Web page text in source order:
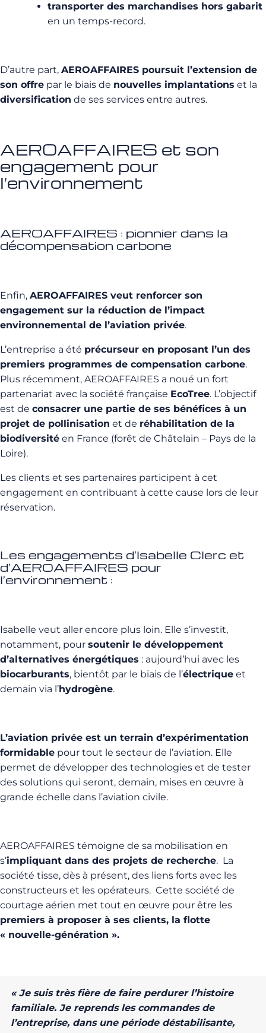
transporter des marchandises hors gabarit
en un temps-record.
D’autre part, AEROAFFAIRES poursuit l’extension de
son offre par le biais de nouvelles implantations et la
diversification de ses services entre autres.
AEROAFFAIRES et son
engagement pour
l’environnement
AEROAFFAIRES : pionnier dans la
décompensation carbone
Enfin, AEROAFFAIRES veut renforcer son
engagement sur la réduction de l’impact
environnemental de l’aviation privée.
L’entreprise a été précurseur en proposant l’un des
premiers programmes de compensation carbone.
Plus récemment, AEROAFFAIRES a noué un fort
partenariat avec la société française EcoTree. L’objectif
est de consacrer une partie de ses bénéfices à un
projet de pollinisation et de réhabilitation de la
biodiversité en France (forêt de Châtelain – Pays de la
Loire).
Les clients et ses partenaires participent à cet
engagement en contribuant à cette cause lors de leur
réservation.
Les engagements d’Isabelle Clerc et
d’AEROAFFAIRES pour
l’environnement :
Isabelle veut aller encore plus loin. Elle s’investit,
notamment, pour soutenir le développement
d’alternatives énergétiques : aujourd’hui avec les
biocarburants, bientôt par le biais de l’électrique et
demain via l’hydrogène.
L’aviation privée est un terrain d’expérimentation
formidable pour tout le secteur de l’aviation. Elle
permet de développer des technologies et de tester
des solutions qui seront, demain, mises en œuvre à
grande échelle dans l’aviation civile.
AEROAFFAIRES témoigne de sa mobilisation en
s’impliquant dans des projets de recherche. La
société tisse, dès à présent, des liens forts avec les
constructeurs et les opérateurs. Cette société de
courtage aérien met tout en œuvre pour être les
premiers à proposer à ses clients, la flotte
« nouvelle-génération ».
« Je suis très fière de faire perdurer l’histoire
familiale. Je reprends les commandes de
l’entreprise, dans une période déstabilisante,